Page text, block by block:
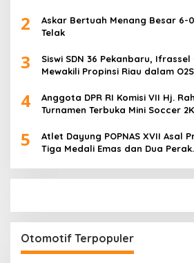
2
Askar Bertuah Menang Besar 6-
Telak
3
Siswi SDN 36 Pekanbaru,
Mewakili Propinsi Riau dalam
4
Anggota DPR RI Komisi VII Hj.
Turnamen Terbuka Mini Soccer
5
Atlet Dayung POPNAS XVII Asal
Tiga Medali Emas dan Dua Perak.
Otomotif Terpopuler